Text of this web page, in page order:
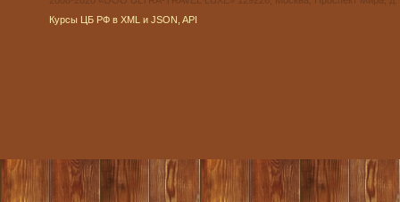
Курсы ЦБ РФ в XML и JSON, API